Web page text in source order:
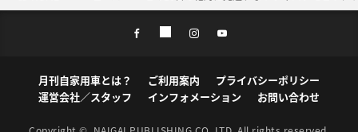
月刊自家用車とは？ ご利用案内
プライバシーポリシー
運営会社／スタッフ
インフォメーション お問い合わせ